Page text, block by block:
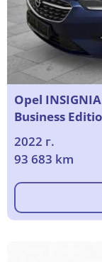
Opel
Business
2022 г.
93 683 km